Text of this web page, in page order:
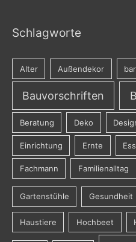
Schlagworte
Alter Außendekor
Bauvorschriften
Beratung Deko
Einrichtung Ernte
Fachmann Familienalltag
Gartenstühle Gesundheit
Haustiere Hochbeet